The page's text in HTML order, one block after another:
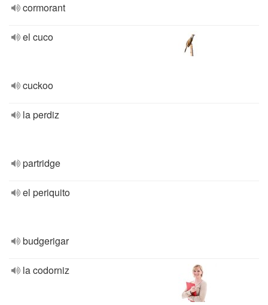
cormorant
el cuco
cuckoo
la perdiz
partridge
el periquito
budgerigar
la codorniz